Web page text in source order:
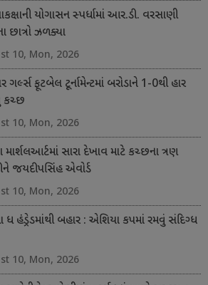
યોગાસન સ્પર્ધામાં આર.ડી. વરસાણી
છાત્રો ઝળક્યા
10, Mon, 2026
ગર્લ્સ ફૂટબેલ ટૂર્નામેન્ટમાં બરોડાને 1-0થી હાર
10, Mon, 2026
માર્શલઆર્ટમાં સારા દેખાવ માટે કચ્છના ત્રણ
જયદીપસિંહ એવોર્ડ
10, Mon, 2026
ધ હંડ્રેડમાંથી બહાર : એશિયા કપમાં રમવું સંદિગ્ધ
10, Mon, 2026